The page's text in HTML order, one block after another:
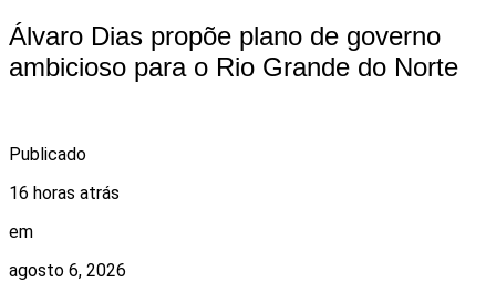
Álvaro Dias propõe plano de governo
ambicioso para o Rio Grande do Norte
Publicado
16 horas atrás
em
agosto 6, 2026